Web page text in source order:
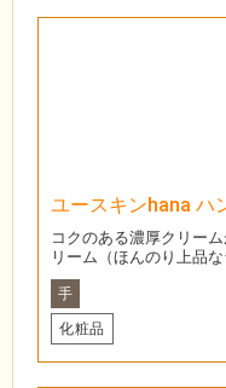
ユースキンhana ハ
コクのある濃厚クリー
リーム（ほんのり上品
手
化粧品